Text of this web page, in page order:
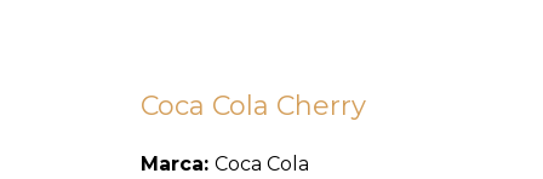
Coca Cola Cherry
Marca: Coca Cola